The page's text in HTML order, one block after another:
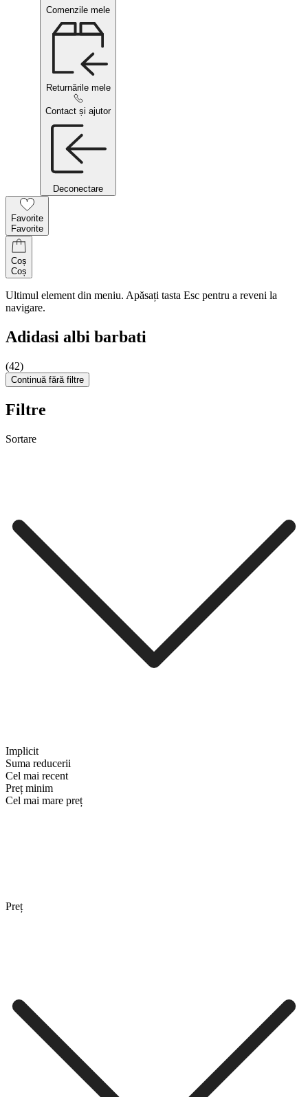
Comenzile mele
Returnările mele
Contact și ajutor
Deconectare
Favorite
Favorite
Coș
Coș
Ultimul element din meniu. Apăsați tasta Esc pentru a reveni la
navigare.
Adidasi albi barbati
(42)
Continuă fără filtre
Filtre
Sortare
Implicit
Suma reducerii
Cel mai recent
Preț minim
Cel mai mare preț
Preț